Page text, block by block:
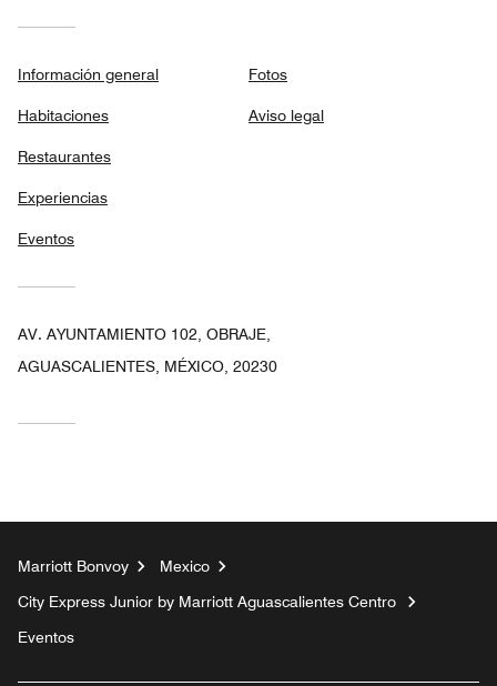
Información general
Habitaciones
Restaurantes
Experiencias
Eventos
Fotos
Aviso legal
AV. AYUNTAMIENTO 102, OBRAJE,
AGUASCALIENTES, MÉXICO, 20230
Marriott Bonvoy
Mexico
City Express Junior by Marriott Aguascalientes Centro
Eventos